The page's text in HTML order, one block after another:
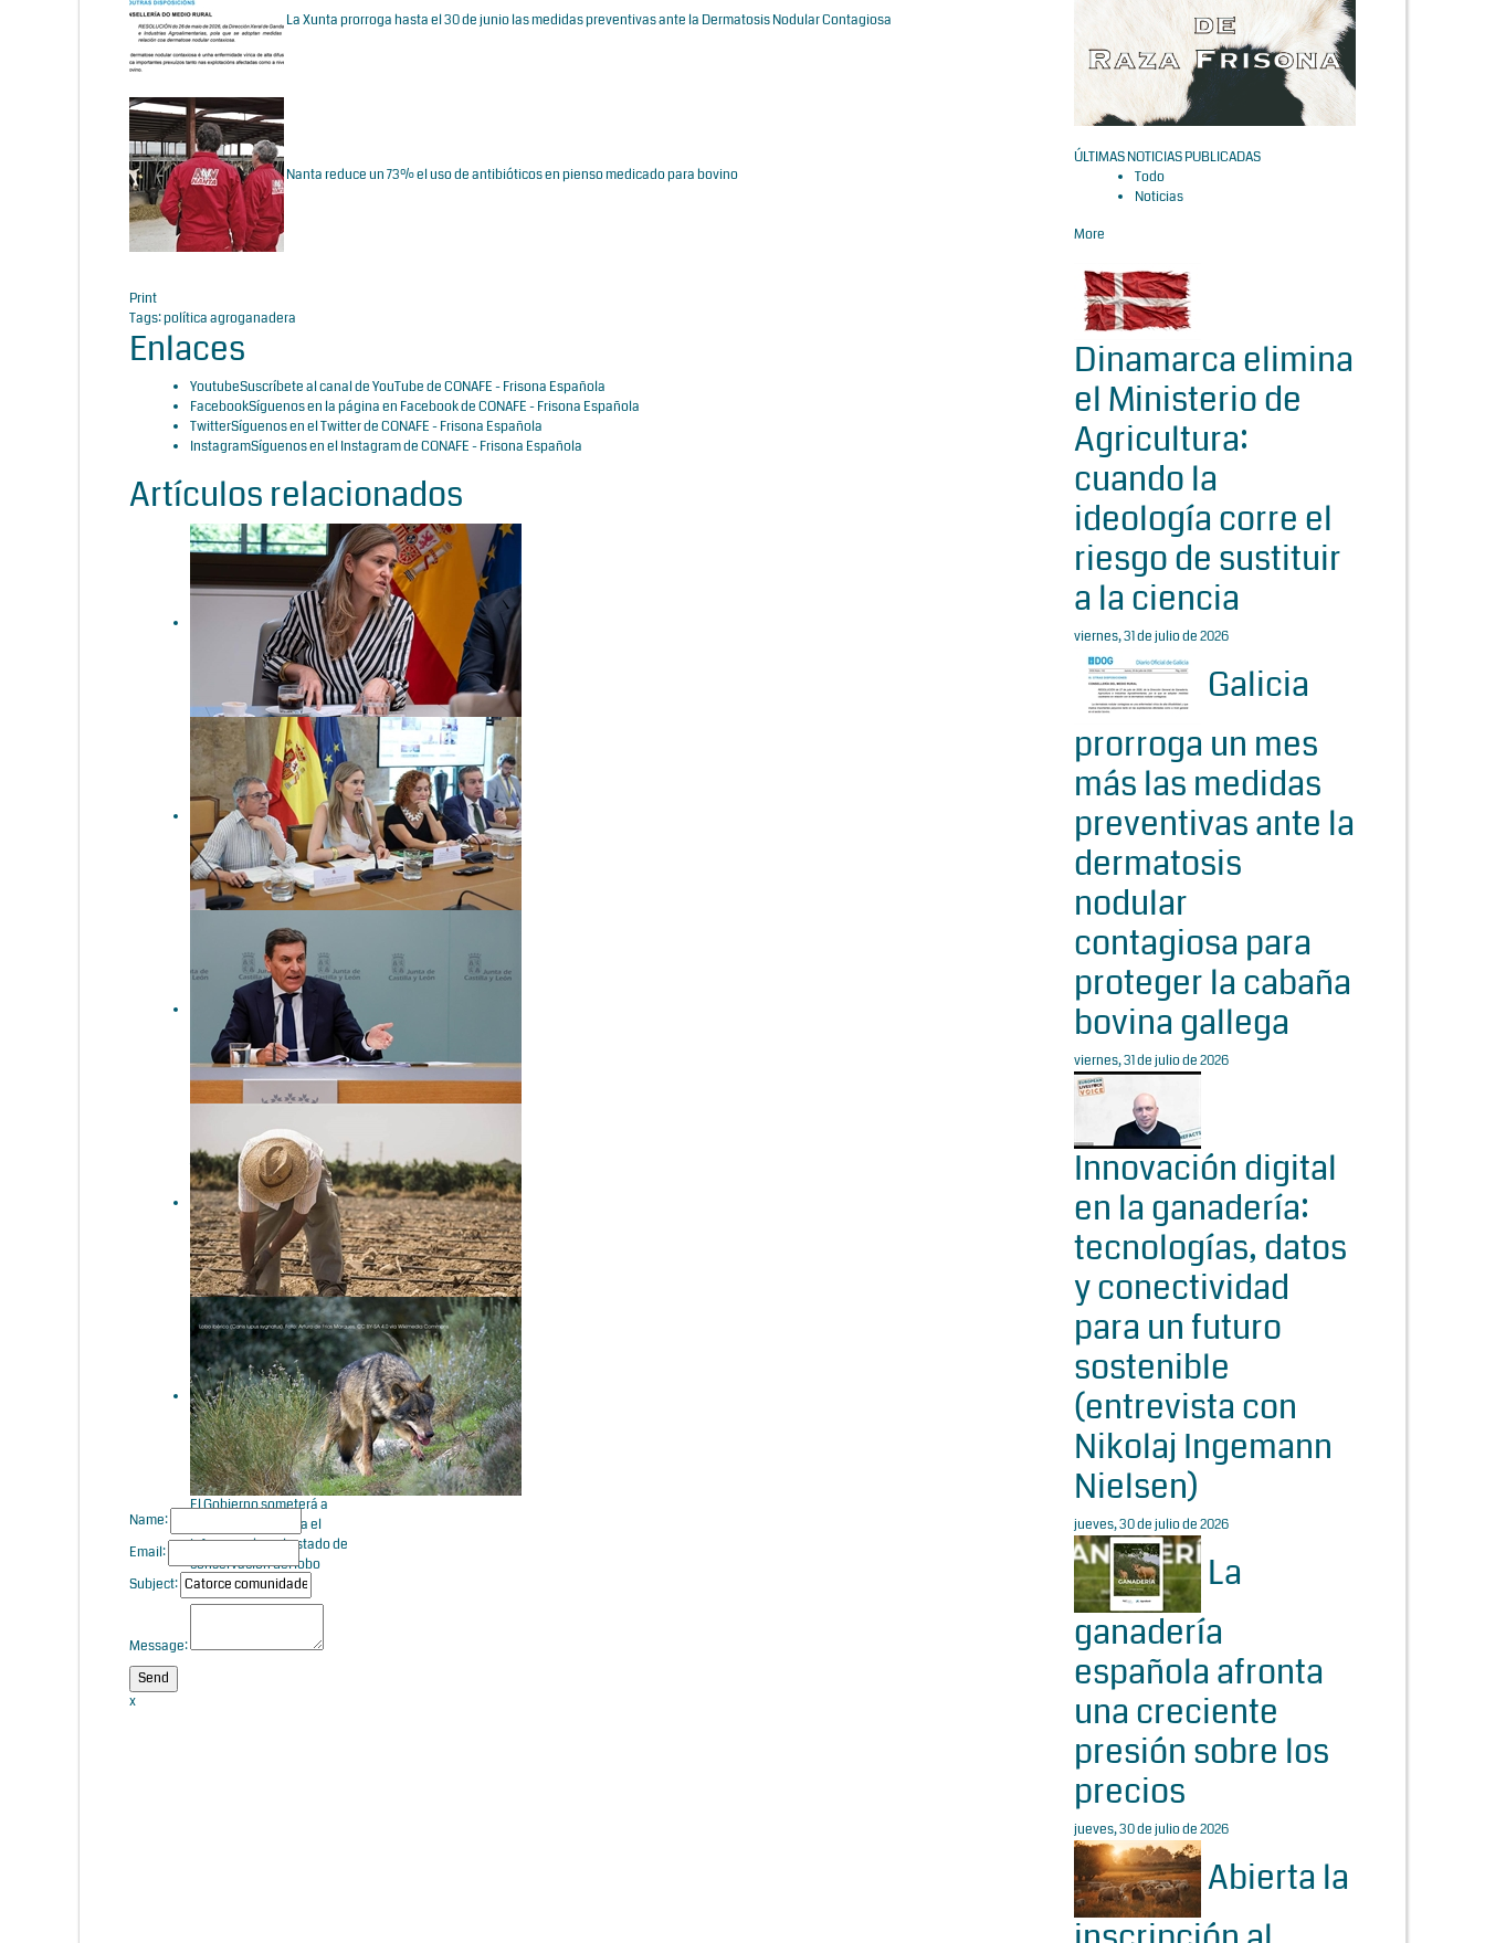
La Xunta prorroga hasta el 30 de junio las medidas preventivas ante la Dermatosis Nodular Contagiosa
Nanta reduce un 73% el uso de antibióticos en pienso medicado para bovino
Print
Tags:política agroganadera
Enlaces
YoutubeSuscríbete al canal de YouTube de CONAFE - Frisona Española
FacebookSíguenos en la página en Facebook de CONAFE - Frisona Española
TwitterSíguenos en el Twitter de CONAFE - Frisona Española
InstagramSíguenos en el Instagram de CONAFE - Frisona Española
Artículos relacionados
Sara Aagesen pide que
prime el “rigor técnico y
científico” en la protección
del lobo ibérico
La mayoría de comunidades
avalan el informe sexenal
sobre el lobo ibérico con el
rechazo del Miteco y de
Cataluña
anuncian acciones
judiciales para exigir que se
cumpla la normativa sobre el
lobo
Unión de Uniones pide
medidas ante la pérdida de
11.000 explotaciones
agrarias en 4 años
El Gobierno someterá a
información pública el
informe sobre el estado de
conservación del lobo
Name:
Email:
Subject:
Message:
x
ÚLTIMAS NOTICIAS PUBLICADAS
Todo
Noticias
More
Dinamarca elimina
el Ministerio de
Agricultura:
cuando la
ideología corre el
riesgo de sustituir
a la ciencia
viernes, 31 de julio de 2026
Galicia
prorroga un mes
más las medidas
preventivas ante la
dermatosis
nodular
contagiosa para
proteger la cabaña
bovina gallega
viernes, 31 de julio de 2026
Innovación digital
en la ganadería:
tecnologías, datos
y conectividad
para un futuro
sostenible
(entrevista con
Nikolaj Ingemann
Nielsen)
jueves, 30 de julio de 2026
La
ganadería
española afronta
una creciente
presión sobre los
precios
jueves, 30 de julio de 2026
Abierta la